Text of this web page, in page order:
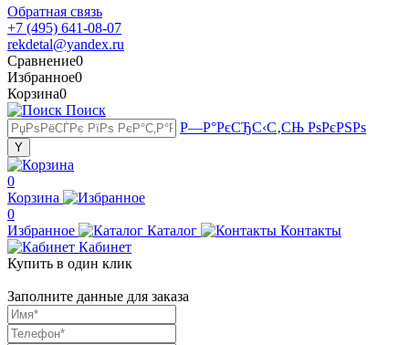
Обратная связь
+7 (495) 641-08-07
rekdetal@yandex.ru
Сравнение0
Избранное0
Корзина0
Поиск
Р—Р°РєСЂС‹С‚СЊ РѕРєРЅРѕ
0
Корзина
0
Избранное
Каталог
Контакты
Кабинет
Купить в один клик
Заполните данные для заказа